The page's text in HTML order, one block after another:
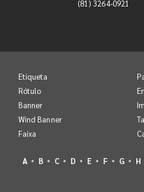
(81) 3264-0921
Etiqueta
Rótulo
Banner
Wind Banner
Faixa
A B C D E F G H